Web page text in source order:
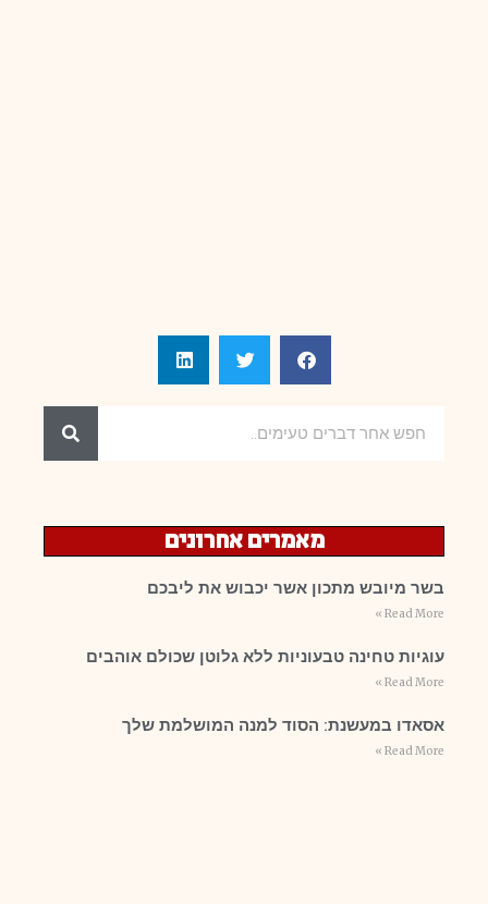
מאמרים אחרונים
בשר מיובש מתכון אשר יכבוש את ליבכם
Read More »
עוגיות טחינה טבעוניות ללא גלוטן שכולם אוהבים
Read More »
אסאדו במעשנת: הסוד למנה המושלמת שלך
Read More »